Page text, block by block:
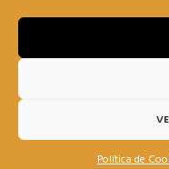
Política de